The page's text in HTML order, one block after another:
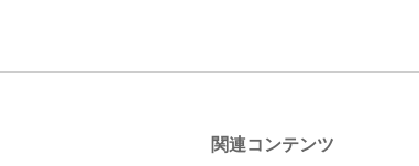
関連コンテンツ